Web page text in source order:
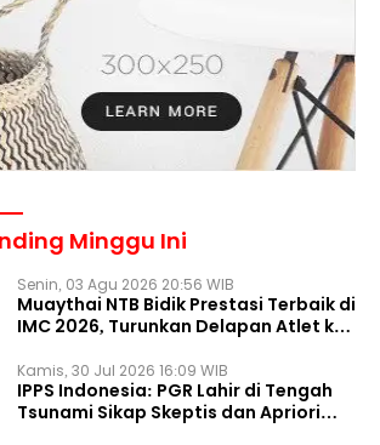
Minggu Ini
Senin, 03 Agu 2026 20:56 WIB
Muaythai NTB Bidik Prestasi Terbaik di
IMC 2026, Turunkan Delapan Atlet ke
Kamis, 30 Jul 2026 16:09 WIB
IPPS Indonesia: PGR Lahir di Tengah
Tsunami Sikap Skeptis dan Apriori